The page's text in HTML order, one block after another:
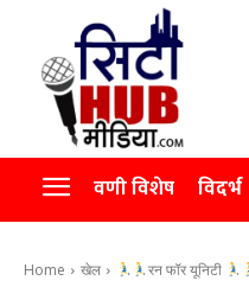
रियल इस्टेट
Videos
Agro
वणी विशेष विदर्भ
Home खेल रन फॉर यूनिटी